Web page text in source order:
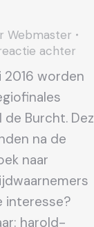
Webmaster
achter
worden
Burcht.
na de
naar
interesse?
harold-